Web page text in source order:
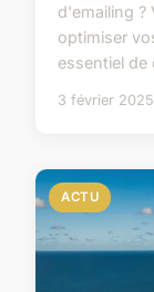
d'emailing ?
optimiser
essentiel de
3 février 2025
ACTU